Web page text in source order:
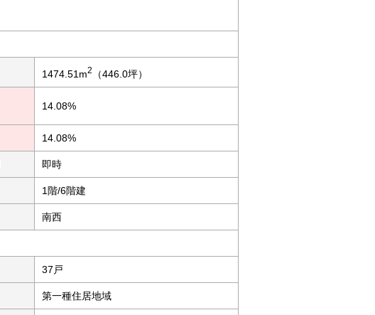
1474.51m2 （446.0坪）
14.08%
14.08%
即時
1階/6階建
南西
37戸
第一種住居地域